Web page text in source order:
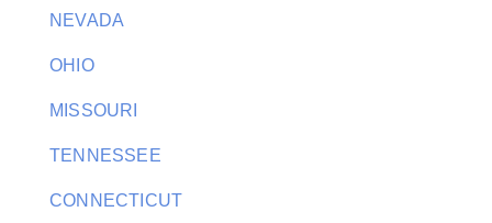
NEVADA
OHIO
MISSOURI
TENNESSEE
CONNECTICUT